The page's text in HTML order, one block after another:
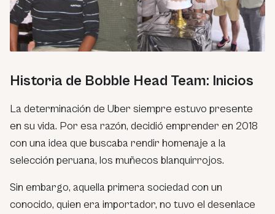
Historia de Bobble Head Team: Inicios
La determinación de Uber siempre estuvo presente
en su vida. Por esa razón, decidió emprender en 2018
con una idea que buscaba rendir homenaje a la
selección peruana, los muñecos blanquirrojos.
Sin embargo, aquella primera sociedad con un
conocido, quien era importador, no tuvo el desenlace